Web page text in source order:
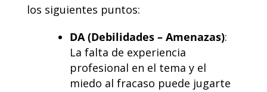
los siguientes puntos:
DA (Debilidades – Amenazas):
La falta de experiencia
profesional en el tema y el
miedo al fracaso puede jugarte